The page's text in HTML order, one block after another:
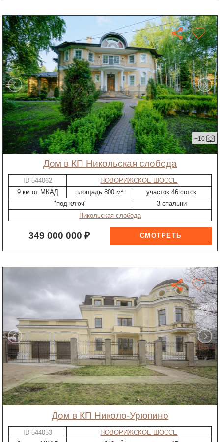
+10
дом в КП Никольская слобода
ID-544062
НОВОРИЖСКОЕ ШОССЕ
9 км от МКАД
площадь 800 м2
участок 46 соток
"под ключ"
3 спальни
Никольская слобода
349 000 000 ₽
дом в КП Николо-Урюпино
ID-544053
НОВОРИЖСКОЕ ШОССЕ